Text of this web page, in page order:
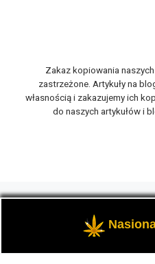
Zakaz kopiowania
zastrzeżone. Artykuły na
własnością i zakazujemy ich
do naszych artykułów i
Marihuana THC i rośliny
tematyka blogu